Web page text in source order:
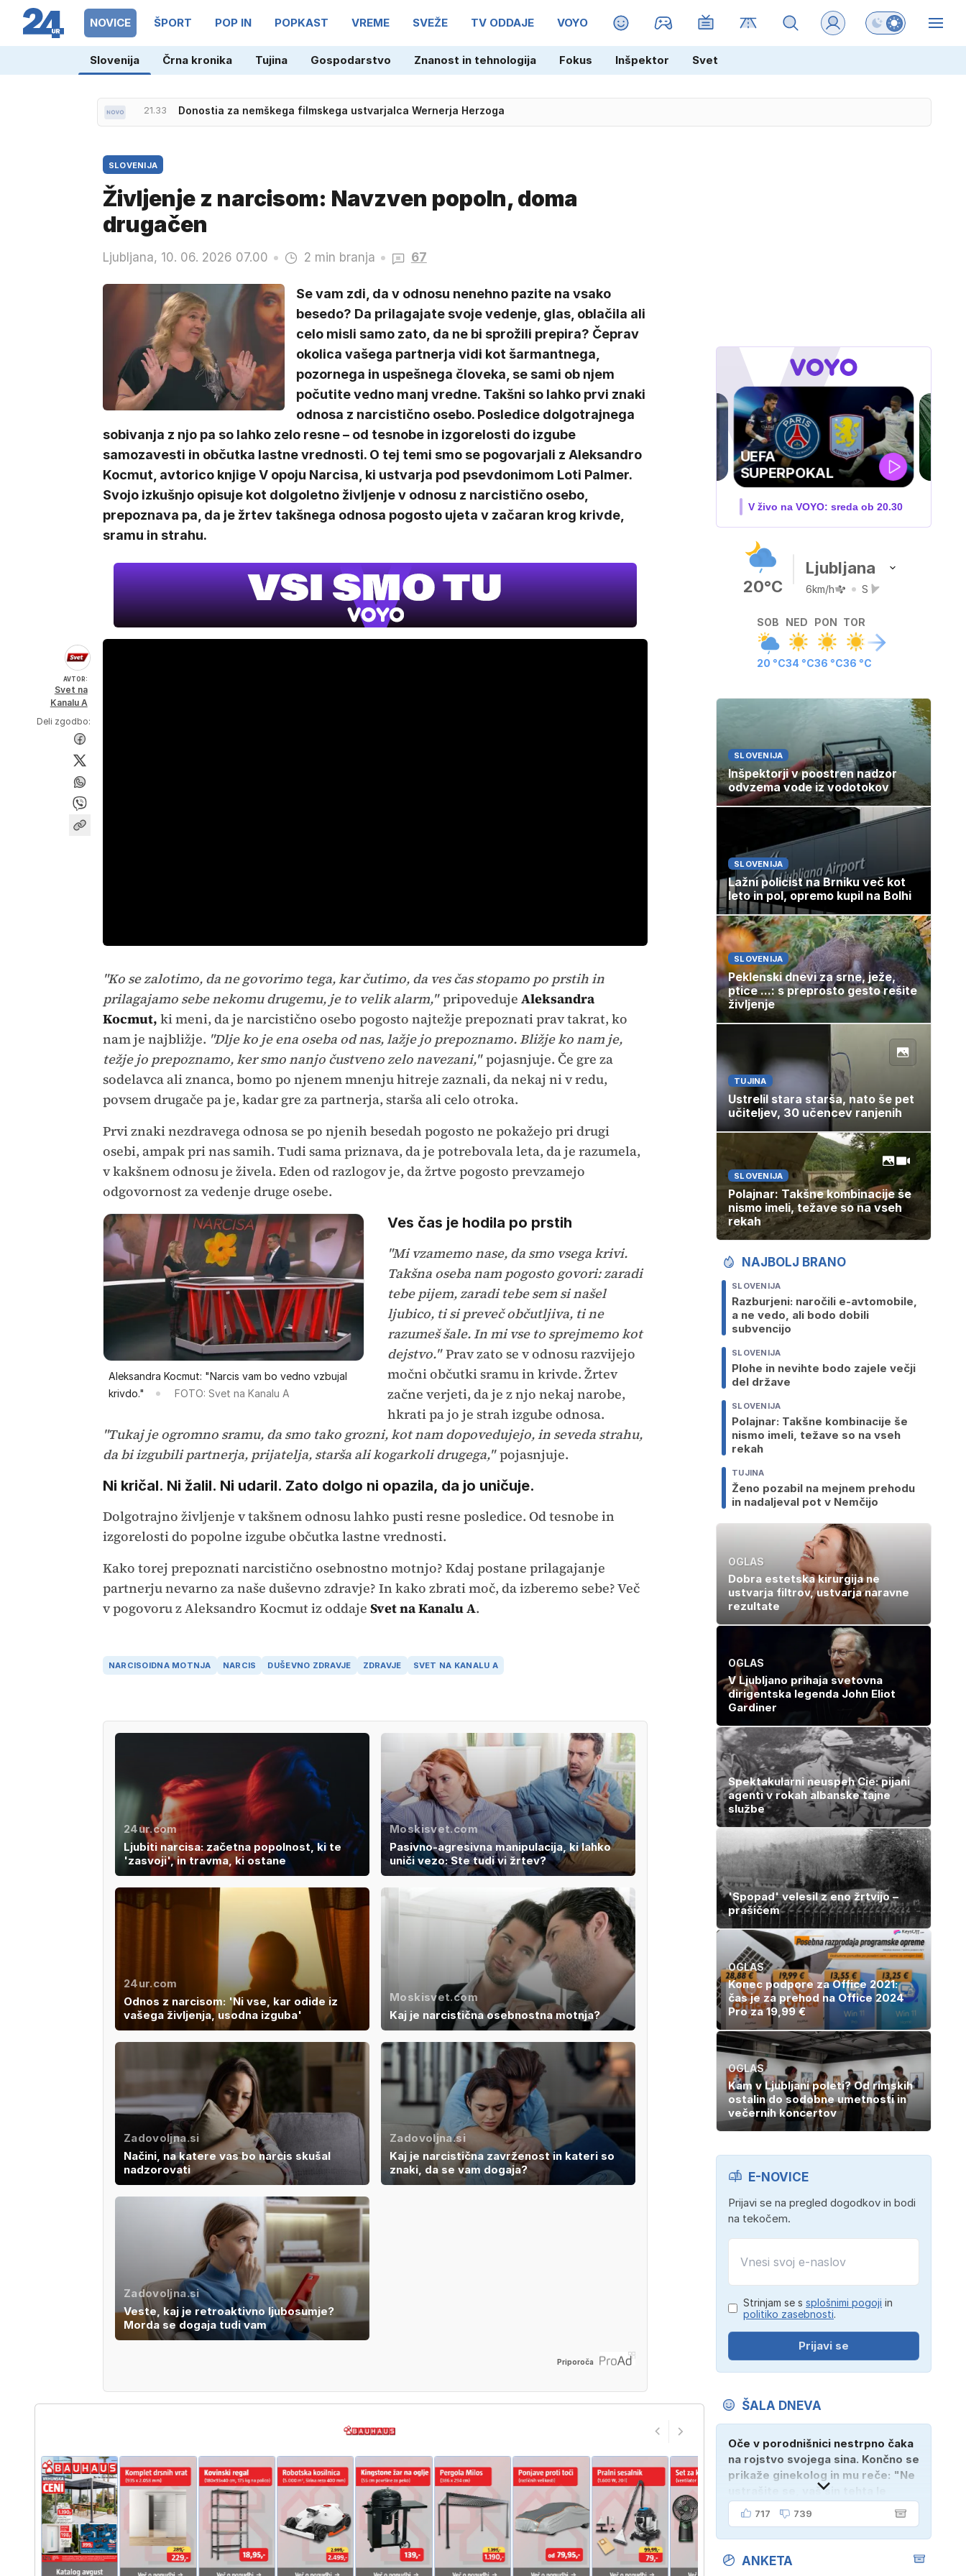
NOVICE ŠPORT POP IN POPKAST VREME SVEŽE TV ODDAJE VOYO MAGAZIN Preklopi barvni
Slovenija Črna kronika Tujina Gospodarstvo Znanost in tehnologija Fokus Inšpektor Svet
21.26 Incident na ženski Dirki po Franciji: voznik ogrožal varnost kolesark
SLOVENIJA
Življenje z narcisom: Navzven popoln, doma
drugačen
Ljubljana, 10. 06. 2026 07.00 2 min branja 67
Se vam zdi, da v odnosu nenehno pazite na vsako
besedo? Da prilagajate svoje vedenje, glas, oblačila ali
celo misli samo zato, da ne bi sprožili prepira? Čeprav
okolica vašega partnerja vidi kot šarmantnega,
pozornega in uspešnega človeka, se sami ob njem
počutite vedno manj vredne. Takšni so lahko prvi znaki
odnosa z narcistično osebo. Posledice dolgotrajnega
sobivanja z njo pa so lahko zelo resne – od tesnobe in izgorelosti do izgube
samozavesti in občutka lastne vrednosti. O tej temi smo se pogovarjali z Aleksandro
Kocmut, avtorico knjige V opoju Narcisa, ki ustvarja pod psevdonimom Loti Palmer.
Svojo izkušnjo opisuje kot dolgoletno življenje v odnosu z narcistično osebo,
prepoznava pa, da je žrtev takšnega odnosa pogosto ujeta v začaran krog krivde,
sramu in strahu.
AVTOR:
Svet na
Kanalu A
Deli zgodbo:
"Ko se zalotimo, da ne govorimo tega, kar čutimo, da ves čas stopamo po prstih in
prilagajamo sebe nekomu drugemu, je to velik alarm,"pripoveduje Aleksandra
Kocmut, ki meni, da je narcistično osebo pogosto najtežje prepoznati prav takrat, ko
nam je najbližje. "Dlje ko je ena oseba od nas, lažje jo prepoznamo. Bližje ko nam je,
težje jo prepoznamo, ker smo nanjo čustveno zelo navezani,"pojasnjuje. Če gre za
sodelavca ali znanca, bomo po njenem mnenju hitreje zaznali, da nekaj ni v redu,
povsem drugače pa je, kadar gre za partnerja, starša ali celo otroka.
Prvi znaki nezdravega odnosa se po njenih besedah pogosto ne pokažejo pri drugi
osebi, ampak pri nas samih. Tudi sama priznava, da je potrebovala leta, da je razumela,
v kakšnem odnosu je živela. Eden od razlogov je, da žrtve pogosto prevzamejo
odgovornost za vedenje druge osebe.
Aleksandra Kocmut: "Narcis vam bo vedno vzbujal
krivdo."
FOTO: Svet na Kanalu A
Ves čas je hodila po prstih
"Mi vzamemo nase, da smo vsega krivi.
Takšna oseba nam pogosto govori: zaradi
tebe pijem, zaradi tebe sem si našel
ljubico, ti si preveč občutljiva, ti ne
razumeš šale. In mi vse to sprejmemo kot
dejstvo."Prav zato se v odnosu razvijejo
močni občutki sramu in krivde. Žrtev
začne verjeti, da je z njo nekaj narobe,
hkrati pa jo je strah izgube odnosa.
"Tukaj je ogromno sramu, da smo tako grozni, kot nam dopovedujejo, in seveda strahu,
da bi izgubili partnerja, prijatelja, starša ali kogarkoli drugega,"pojasnjuje.
Ni kričal. Ni žalil. Ni udaril. Zato dolgo ni opazila, da jo uničuje.
Dolgotrajno življenje v takšnem odnosu lahko pusti resne posledice. Od tesnobe in
izgorelosti do popolne izgube občutka lastne vrednosti.
Kako torej prepoznati narcistično osebnostno motnjo? Kdaj postane prilagajanje
partnerju nevarno za naše duševno zdravje? In kako zbrati moč, da izberemo sebe? Več
v pogovoru z Aleksandro Kocmut iz oddaje Svet na Kanalu A.
NARCISOIDNA MOTNJA NARCIS DUŠEVNO ZDRAVJE ZDRAVJE SVET NA KANALU A
24ur.com
Ljubiti narcisa: začetna popolnost, ki te
'zasvoji', in travma, ki ostane
Moskisvet.com
Pasivno-agresivna manipulacija, ki lahko
uniči vezo: Ste tudi vi žrtev?
24ur.com
Odnos z narcisom: 'Ni vse, kar odide iz
vašega življenja, usodna izguba'
Moskisvet.com
Kaj je narcistična osebnostna motnja?
Zadovoljna.si
Načini, na katere vas bo narcis skušal
nadzorovati
Zadovoljna.si
Kaj je narcistična zavrženost in kateri so
znaki, da se vam dogaja?
Zadovoljna.si
Veste, kaj je retroaktivno ljubosumje?
Morda se dogaja tudi vam
Priporoča
ZUFFA BOXING 10
V živo na VOYO: sobota ob
20°C
Ljubljana
6km/h S
SOB
20 °C
NED
34 °C
PON
36 °C
TOR
36 °C
SLOVENIJA
Inšpektorji v poostren nadzor
odvzema vode iz vodotokov
SLOVENIJA
Lažni policist na Brniku več kot
leto in pol, opremo kupil na Bolhi
SLOVENIJA
Peklenski dnevi za srne, ježe,
ptice ...: s preprosto gesto rešite
življenje
TUJINA
Ustrelil stara starša, nato še pet
učiteljev, 30 učencev ranjenih
SLOVENIJA
Polajnar: Takšne kombinacije še
nismo imeli, težave so na vseh
rekah
NAJBOLJ BRANO
SLOVENIJA
Razburjeni: naročili e-avtomobile,
a ne vedo, ali bodo dobili
subvencijo
SLOVENIJA
Plohe in nevihte bodo zajele večji
del države
SLOVENIJA
Polajnar: Takšne kombinacije še
nismo imeli, težave so na vseh
rekah
TUJINA
Ženo pozabil na mejnem prehodu
in nadaljeval pot v Nemčijo
OGLAS
Dobra estetska kirurgija ne
ustvarja filtrov, ustvarja naravne
rezultate
OGLAS
V Ljubljano prihaja svetovna
dirigentska legenda John Eliot
Gardiner
Spektakularni neuspeh Cie: pijani
agenti v rokah albanske tajne
službe
'Spopad' velesil z eno žrtvijo –
prašičem
OGLAS
Konec podpore za Office 2021:
čas je za prehod na Office 2024
Pro za 19,99 €
OGLAS
Kam v Ljubljani poleti? Od rimskih
ostalin do sodobne umetnosti in
večernih koncertov
E-NOVICE
Prijavi se na pregled dogodkov in bodi
na tekočem.
Strinjam se s splošnimi pogoji in
politiko zasebnosti.
Prijavi se
ŠALA DNEVA
Oče v porodnišnici nestrpno čaka
na rojstvo svojega sina. Končno se
prikaže ginekolog in mu reče: "Ne
ustrašite se, vaš sin tehta le
dober kilogram!" "Nič čudnega,
gospod doktor, saj se z ženo
poznava šele tri mesece."
717 739
ANKETA